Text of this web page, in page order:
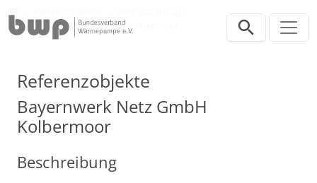
Bayernwerk Netz GmbH Kolbermoor
Referenzobjekte
Bayernwerk Netz GmbH
Kolbermoor
Beschreibung